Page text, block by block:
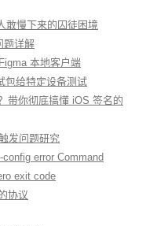
敢慢下来的囚徒困境
题详解
本地客户端
包给特定设备测试
带你彻底搞懂 iOS 签名的
发问题研究
error Command
exit code
协议